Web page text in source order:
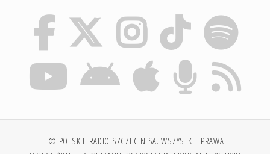
© POLSKIE RADIO SZCZECIN SA. WSZYSTKIE PRAWA